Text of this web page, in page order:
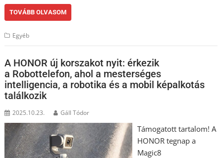
TOVÁBB OLVASOM
Egyéb
A HONOR új korszakot nyit: érkezik
a Robottelefon, ahol a mesterséges
intelligencia, a robotika és a mobil képalkotás
találkozik
2025.10.23. Gáll Tódor
Támogatott tartalom! A
HONOR tegnap a
Magic8